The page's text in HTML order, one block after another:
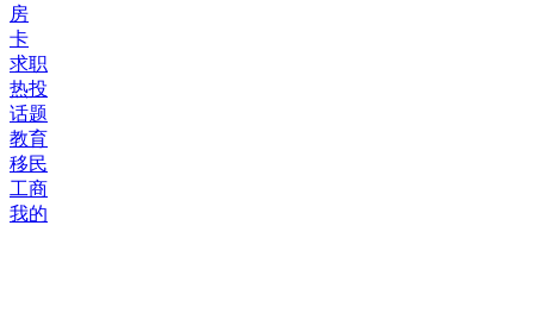
房
卡
求职
热投
话题
教育
移民
工商
我的